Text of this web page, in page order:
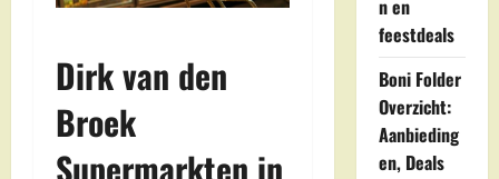
Dirk van den
Broek
Supermarkten in
n en
feestdeals
Boni Folder
Overzicht:
Aanbieding
en, Deals